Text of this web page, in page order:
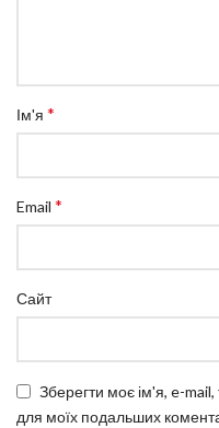
Ім'я *
Email *
Сайт
Зберегти моє ім'я, e-
для моїх подальших